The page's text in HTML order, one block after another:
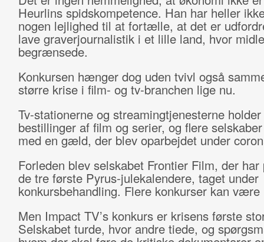
Heurlins spidskompetence. Han har heller
nogen lejlighed til at fortælle, at det er
lave graverjournalistik i et lille land, hvor
begrænsede.
Konkursen hænger dog uden tvivl også
større krise i film- og tv-branchen lige nu.
Tv-stationerne og streamingtjenesterne
bestillinger af film og serier, og flere
med en gæld, der blev oparbejdet under
Forleden blev selskabet Frontier Film, der har
de tre første Pyrus-julekalendere, taget under
konkursbehandling. Flere konkurser kan være
Men Impact TV’s konkurs er krisens første
Selskabet turde, hvor andre tiede, og